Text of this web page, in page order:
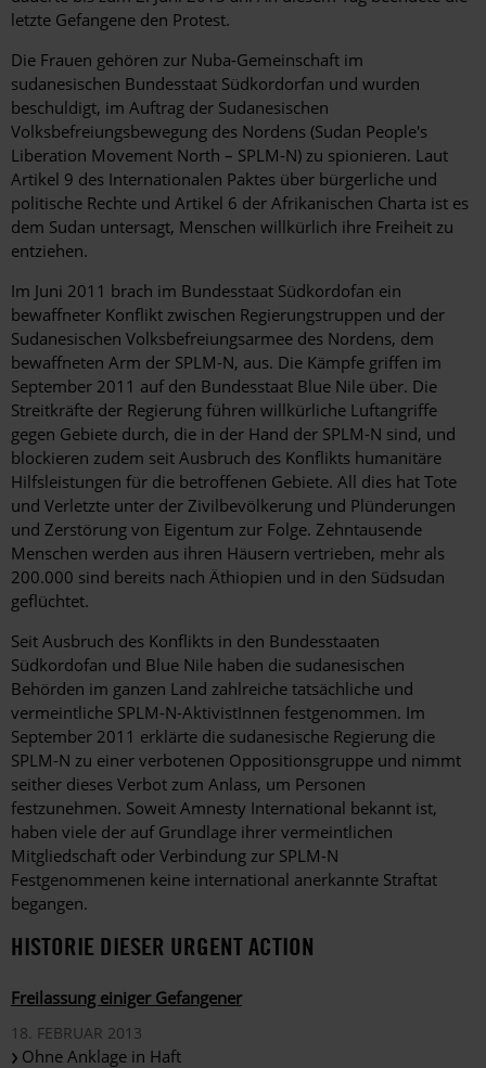
letzte Gefangene den Protest.
Die Frauen gehören zur Nuba-Gemeinschaft im
sudanesischen Bundesstaat Südkordorfan und wurden
beschuldigt, im Auftrag der Sudanesischen
Volksbefreiungsbewegung des Nordens (Sudan People's
Liberation Movement North – SPLM-N) zu spionieren. Laut
Artikel 9 des Internationalen Paktes über bürgerliche und
politische Rechte und Artikel 6 der Afrikanischen Charta ist es
dem Sudan untersagt, Menschen willkürlich ihre Freiheit zu
entziehen.
Im Juni 2011 brach im Bundesstaat Südkordofan ein
bewaffneter Konflikt zwischen Regierungstruppen und der
Sudanesischen Volksbefreiungsarmee des Nordens, dem
bewaffneten Arm der SPLM-N, aus. Die Kämpfe griffen im
September 2011 auf den Bundesstaat Blue Nile über. Die
Streitkräfte der Regierung führen willkürliche Luftangriffe
gegen Gebiete durch, die in der Hand der SPLM-N sind, und
blockieren zudem seit Ausbruch des Konflikts humanitäre
Hilfsleistungen für die betroffenen Gebiete. All dies hat Tote
und Verletzte unter der Zivilbevölkerung und Plünderungen
und Zerstörung von Eigentum zur Folge. Zehntausende
Menschen werden aus ihren Häusern vertrieben, mehr als
200.000 sind bereits nach Äthiopien und in den Südsudan
geflüchtet.
Seit Ausbruch des Konflikts in den Bundesstaaten
Südkordofan und Blue Nile haben die sudanesischen
Behörden im ganzen Land zahlreiche tatsächliche und
vermeintliche SPLM-N-AktivistInnen festgenommen. Im
September 2011 erklärte die sudanesische Regierung die
SPLM-N zu einer verbotenen Oppositionsgruppe und nimmt
seither dieses Verbot zum Anlass, um Personen
festzunehmen. Soweit Amnesty International bekannt ist,
haben viele der auf Grundlage ihrer vermeintlichen
Mitgliedschaft oder Verbindung zur SPLM-N
Festgenommenen keine international anerkannte Straftat
begangen.
HISTORIE DIESER URGENT ACTION
Freilassung einiger Gefangener
18. FEBRUAR 2013
Ohne Anklage in Haft